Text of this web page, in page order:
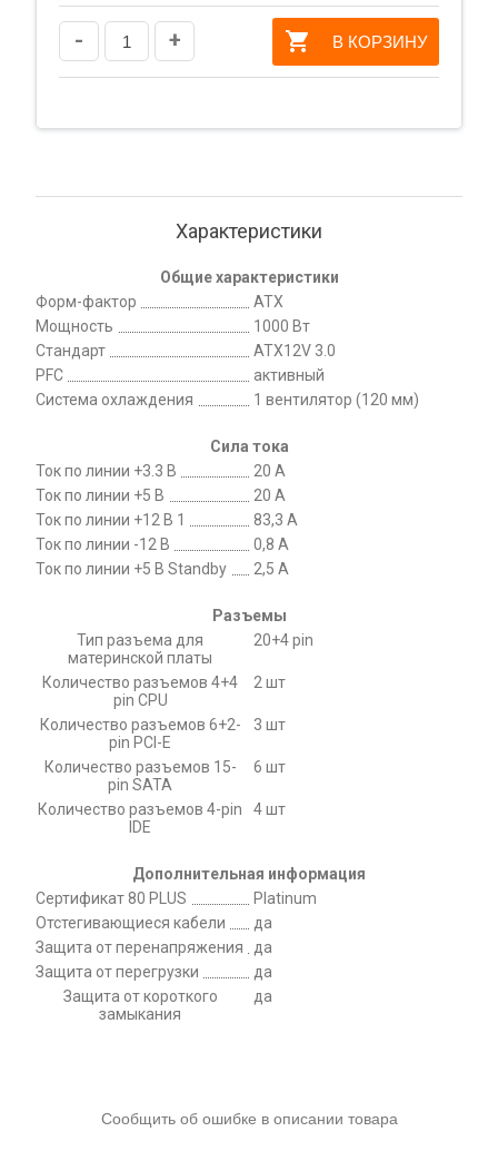
- + В КОРЗИНУ
Характеристики
Общие характеристики
Форм-фактор
ATX
Мощность
1000 Вт
Стандарт
ATX12V 3.0
PFC
активный
Система охлаждения
1 вентилятор (120 мм)
Сила тока
Ток по линии +3.3 В
20 А
Ток по линии +5 В
20 А
Ток по линии +12 В 1
83,3 А
Ток по линии -12 В
0,8 А
Ток по линии +5 В Standby
2,5 А
Разъемы
Тип разъема для
материнской платы
20+4 pin
Количество разъемов 4+4
pin CPU
2 шт
Количество разъемов 6+2-
pin PCI-E
3 шт
Количество разъемов 15-
pin SATA
6 шт
Количество разъемов 4-pin
IDE
4 шт
Дополнительная информация
Сертификат 80 PLUS
Platinum
Отстегивающиеся кабели
да
Защита от перенапряжения
да
Защита от перегрузки
да
Защита от короткого
замыкания
да
Сообщить об ошибке в описании товара